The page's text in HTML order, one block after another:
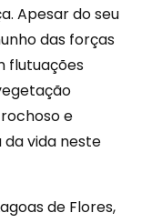
Apesar do seu
das forças
flutuações
e
vida neste
de Flores,